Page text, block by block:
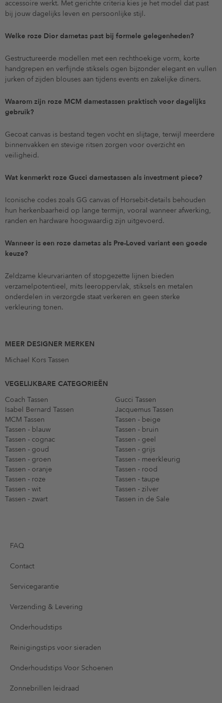
accessoire werkt. Met gerichte criteria kies je het model dat past
bij jouw dagelijks leven en persoonlijke stijl.
Welke roze Dior dametas past bij formele gelegenheden?
Gestructureerde modellen met een rechthoekige vorm, korte
handgrepen en verfijnde stiksels ogen bijzonder elegant en vullen
jurken of zijden blouses aan tijdens events en zakelijke diners.
Waarom zijn roze MCM damestassen praktisch voor dagelijks
gebruik?
Gecoat canvas is bestand tegen vocht en slijtage, terwijl meerdere
binnenvakken en stevige ritsen zorgen voor overzicht en
veiligheid.
Wat kenmerkt roze Gucci damestassen als investment piece?
Iconische codes zoals GG canvas of Horsebit-details behouden
hun herkenbaarheid op lange termijn, vooral wanneer afwerking,
randen en hardware hoogwaardig zijn uitgevoerd.
Wanneer is een roze dametas als Pre-Loved variant een goede
keuze?
Zeldzame kleurvarianten of stopgezette lijnen bieden
verzamelpotentieel, mits leeroppervlak, stiksels en metalen
onderdelen in verzorgde staat verkeren en geen sterke
verkleuring tonen.
MEER DESIGNER MERKEN
Michael Kors Tassen
VEGELIJKBARE CATEGORIEËN
Coach Tassen
Gucci Tassen
Isabel Bernard Tassen
Jacquemus Tassen
MCM Tassen
Tassen - beige
Tassen - blauw
Tassen - bruin
Tassen - cognac
Tassen - geel
Tassen - goud
Tassen - grijs
Tassen - groen
Tassen - meerkleurig
Tassen - oranje
Tassen - rood
Tassen - roze
Tassen - taupe
Tassen - wit
Tassen - zilver
Tassen - zwart
Tassen in de Sale
FAQ
Contact
Servicegarantie
Verzending & Levering
Onderhoudstips
Reinigingstips voor sieraden
Onderhoudstips Voor Schoenen
Zonnebrillen leidraad